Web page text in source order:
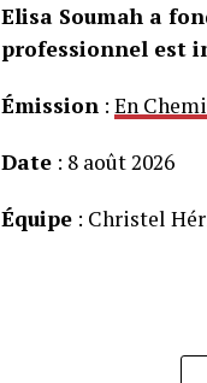
Elisa Soumah a
professionnel est
Émission: En
Date: 8 août 2026
Équipe: Christel